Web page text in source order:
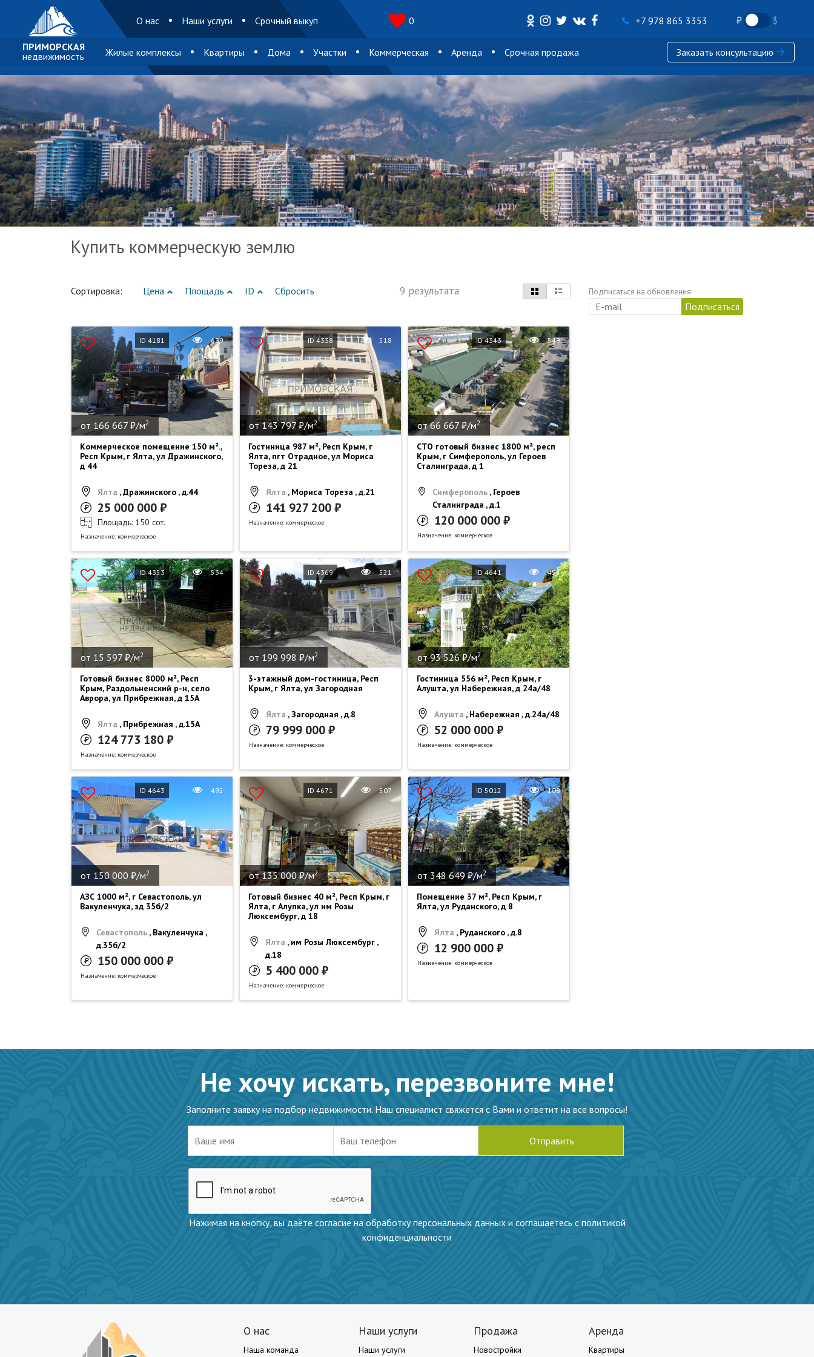
ПРИМОРСКАЯ
недвижимость
O нас Наши услуги Срочный выкуп 0 +7 978 865 3353
Жилые комплексы Квартиры Дома Участки Коммерческая Аренда Срочная продажа Заказать консультацию
Купить коммерческую землю
Сортировка: Цена Площадь ID Сбросить 9 результата
ID 4181 639
от 166 667 ₽/м2
Коммерческое помещение 150 м².,
Респ Крым, г Ялта, ул Дражинского,
д 44
Ялта , Дражинского , д.44
25 000 000 ₽
Площадь: 150 сот.
Назначение: коммерческое
ID 4338 518
от 143 797 ₽/м2
Гостиница 987 м², Респ Крым, г
Ялта, пгт Отрадное, ул Мориса
Тореза, д 21
Ялта , Мориса Тореза , д.21
141 927 200 ₽
Назначение: коммерческое
ID 4343 549
от 66 667 ₽/м2
СТО готовый бизнес 1800 м², респ
Крым, г Симферополь, ул Героев
Сталинграда, д 1
Симферополь, Героев
Сталинграда , д.1
120 000 000 ₽
Назначение: коммерческое
ID 4353 534
от 15 597 ₽/м2
Готовый бизнес 8000 м², Респ
Крым, Раздольненский р-н, село
Аврора, ул Прибрежная, д 15А
Ялта , Прибрежная , д.15А
124 773 180 ₽
Назначение: коммерческое
ID 4369 521
от 199 998 ₽/м2
3-этажный дом-гостиница, Респ
Крым, г Ялта, ул Загородная
Ялта , Загородная , д.8
79 999 000 ₽
Назначение: коммерческое
ID 4641 455
от 93 526 ₽/м2
Гостиница 556 м², Респ Крым, г
Алушта, ул Набережная, д 24а/48
Алушта , Набережная , д.24а/48
52 000 000 ₽
Назначение: коммерческое
ID 4643 492
от 150 000 ₽/м2
АЗС 1000 м², г Севастополь, ул
Вакуленчука, зд 35б/2
Севастополь , Вакуленчука ,
д.35б/2
150 000 000 ₽
Назначение: коммерческое
ID 4671 507
от 135 000 ₽/м2
Готовый бизнес 40 м², Респ Крым, г
Ялта, г Алупка, ул им Розы
Люксембург, д 18
Ялта , им Розы Люксембург ,
д.18
5 400 000 ₽
Назначение: коммерческое
ID 5012 108
от 348 649 ₽/м2
Помещение 37 м², Респ Крым, г
Ялта, ул Руданского, д 8
Ялта , Руданского , д.8
12 900 000 ₽
Назначение: коммерческое
Подписаться на обновления
Не хочу искать, перезвоните мне!
Заполните заявку на подбор недвижимости. Наш специалист свяжется с Вами и ответит на все вопросы!
Нажимая на кнопку, вы даёте согласие на обработку персональных данных и соглашаетесь с политикой
конфиденциальности
О нас
Наша команда
Наши услуги
Наши услуги
Продажа
Новостройки
Аренда
Квартиры